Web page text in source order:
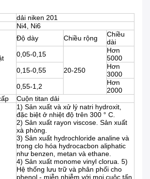
dải niken 201
Ni4, Ni6
Độ dày Chiều rộng
Chiều
dài
0,05-0,15
20-250
Hơn
5000
0,15-0,55
Hơn
3000
0,55-1,2
Hơn
2000
Cuộn titan dải
1) Sản xuất và xử lý natri hydroxit,
đặc biệt ở nhiệt độ trên 300 ° C.
2) Sản xuất rayon viscose. Sản xuất
xà phòng.
3) Sản xuất hydrochloride analine và
trong clo hóa hydrocacbon aliphatic
như benzen, metan và ethane.
4) Sản xuất monome vinyl clorua. 5)
Hệ thống lưu trữ và phân phối cho
phenol - miễn nhiễm với mọi cuộc tấn